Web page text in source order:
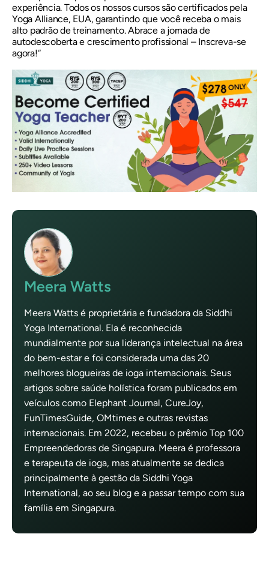
experiência. Todos os nossos cursos são certificados pela
Yoga Alliance, EUA, garantindo que você receba o mais
alto padrão de treinamento. Abrace a jornada de
autodescoberta e crescimento profissional – Inscreva-se
agora!“
Meera Watts
Meera Watts é proprietária e fundadora da Siddhi
Yoga International. Ela é reconhecida
mundialmente por sua liderança intelectual na área
do bem-estar e foi considerada uma das 20
melhores blogueiras de ioga internacionais. Seus
artigos sobre saúde holística foram publicados em
veículos como Elephant Journal, CureJoy,
FunTimesGuide, OMtimes e outras revistas
internacionais. Em 2022, recebeu o prêmio Top 100
Empreendedoras de Singapura. Meera é professora
e terapeuta de ioga, mas atualmente se dedica
principalmente à gestão da Siddhi Yoga
International, ao seu blog e a passar tempo com sua
família em Singapura.